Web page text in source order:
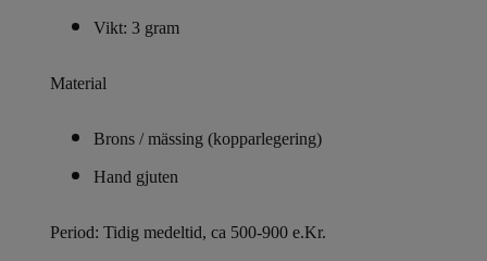
Vikt: 3 gram
Material
Brons / mässing (kopparlegering)
Hand gjuten
Period: Tidig medeltid, ca 500-900 e.Kr.